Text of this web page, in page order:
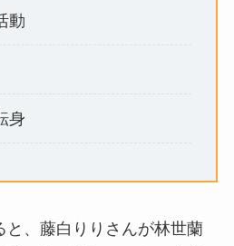
動
身
と、藤白りりさんが林世蘭